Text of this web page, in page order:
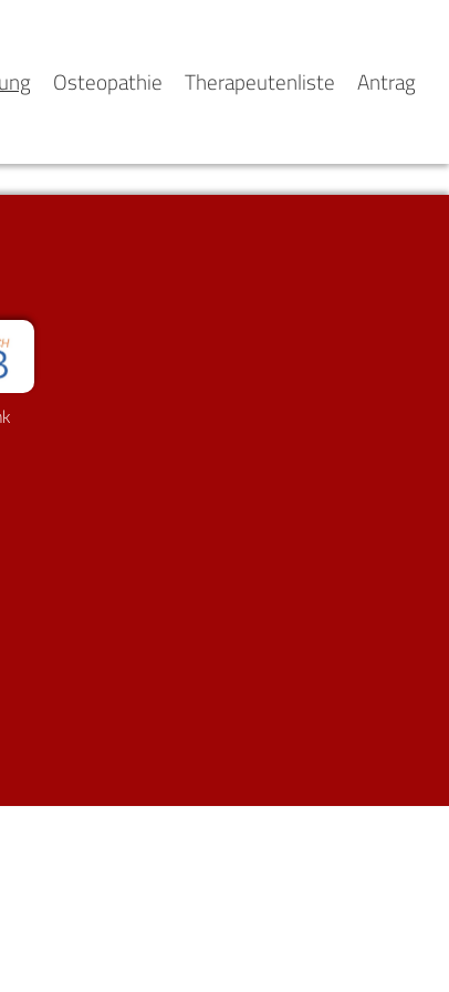
Antrag
Therapeutenliste
Osteopathie